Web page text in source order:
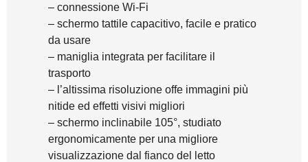
– connessione Wi-Fi
– schermo tattile capacitivo, facile e pratico
da usare
– maniglia integrata per facilitare il
trasporto
– l’altissima risoluzione offe immagini più
nitide ed effetti visivi migliori
– schermo inclinabile 105°, studiato
ergonomicamente per una migliore
visualizzazione dal fianco del letto